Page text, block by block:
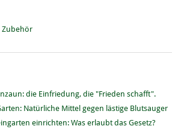
Zubehör
die Einfriedung, die "Frieden schafft".
Natürliche Mittel gegen lästige Blutsauger
einrichten: Was erlaubt das Gesetz?